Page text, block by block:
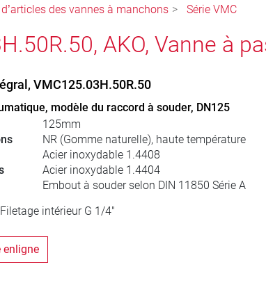
d’articles des vannes à manchons Série VMC
AKO, Vanne à
VMC125.03H.50R.50
modèle du raccord à souder, DN125
125mm
NR (Gomme naturelle), haute température
Acier inoxydable 1.4408
Acier inoxydable 1.4404
Embout à souder selon DIN 11850 Série A
intérieur G 1/4"
enligne